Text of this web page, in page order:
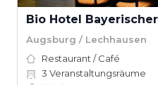
Bio Hotel
Augsburg / Lechhausen
Restaurant / Café
3 Veranstaltungsräume